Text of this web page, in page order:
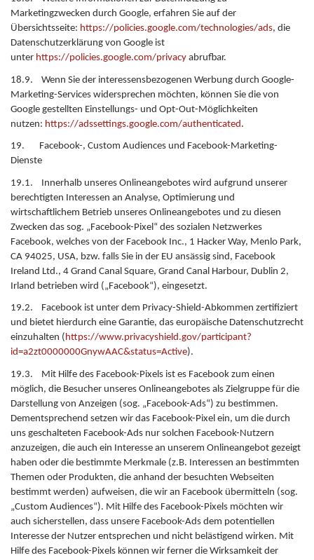
Marketingzwecken durch Google, erfahren Sie auf der
Übersichtsseite: https://policies.google.com/technologies/ads, die
Datenschutzerklärung von Google ist
unter https://policies.google.com/privacy abrufbar.
18.9. Wenn Sie der interessensbezogenen Werbung durch Google-
Marketing-Services widersprechen möchten, können Sie die von
Google gestellten Einstellungs- und Opt-Out-Möglichkeiten
nutzen: https://adssettings.google.com/authenticated .
19. Facebook-, Custom Audiences und Facebook-Marketing-
Dienste
19.1. Innerhalb unseres Onlineangebotes wird aufgrund unserer
berechtigten Interessen an Analyse, Optimierung und
wirtschaftlichem Betrieb unseres Onlineangebotes und zu diesen
Zwecken das sog. „Facebook-Pixel“ des sozialen Netzwerkes
Facebook, welches von der Facebook Inc., 1 Hacker Way, Menlo Park,
CA 94025, USA, bzw. falls Sie in der EU ansässig sind, Facebook
Ireland Ltd., 4 Grand Canal Square, Grand Canal Harbour, Dublin 2,
Irland betrieben wird („Facebook“), eingesetzt.
19.2. Facebook ist unter dem Privacy-Shield-Abkommen zertifiziert
und bietet hierdurch eine Garantie, das europäische Datenschutzrecht
einzuhalten (https://www.privacyshield.gov/participant?
id=a2zt0000000GnywAAC&status=Active).
19.3. Mit Hilfe des Facebook-Pixels ist es Facebook zum einen
möglich, die Besucher unseres Onlineangebotes als Zielgruppe für die
Darstellung von Anzeigen (sog. „Facebook-Ads“) zu bestimmen.
Dementsprechend setzen wir das Facebook-Pixel ein, um die durch
uns geschalteten Facebook-Ads nur solchen Facebook-Nutzern
anzuzeigen, die auch ein Interesse an unserem Onlineangebot gezeigt
haben oder die bestimmte Merkmale (z.B. Interessen an bestimmten
Themen oder Produkten, die anhand der besuchten Webseiten
bestimmt werden) aufweisen, die wir an Facebook übermitteln (sog.
„Custom Audiences“). Mit Hilfe des Facebook-Pixels möchten wir
auch sicherstellen, dass unsere Facebook-Ads dem potentiellen
Interesse der Nutzer entsprechen und nicht belästigend wirken. Mit
Hilfe des Facebook-Pixels können wir ferner die Wirksamkeit der